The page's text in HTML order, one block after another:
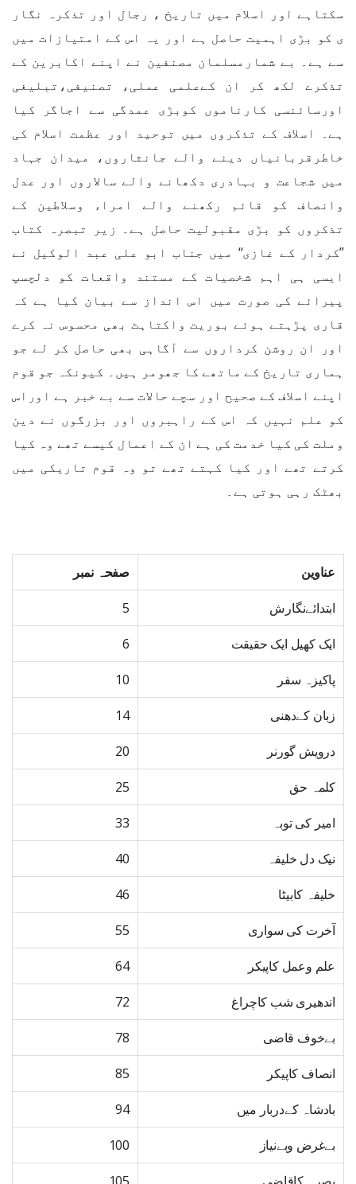
سکتاہے اور اسلام میں تاریخ ، رجال اور تذکرہ نگار
ی کو بڑی اہمیت حاصل ہے اور یہ اس کے امتیازات میں
سے ہے۔ بے شمارمسلمان مصنفین نے اپنے اکابرین کے
تذکرے لکھ کر ان کےعلمی عملی، تصنیفی،تبلیغی
اورسائنسی کارناموں کوبڑی عمدگی سے اجاگر کیا
ہے۔ اسلاف کے تذکروں میں توحید اور عظمت اسلام کی
خاطرقربانیاں دینے والے جانثاروں، میدان جہاد
میں شجاعت و بہادری دکھانے والے سالاروں اور عدل
وانصاف کو قائم رکھنے والے امراء وسلاطین کے
تذکروں کو بڑی مقبولیت حاصل ہے۔ زیر تبصرہ کتاب
’’کردار کے غازی‘‘ میں جناب ابو علی عبد الوکیل نے
ایسی ہی اہم شخصیات کے مستند واقعات کو دلچسپ
پیرائے کی صورت میں اس انداز سے بیان کیا ہے کہ
قاری پڑہتے ہوئے بوریت واکتاہٹ بھی محسوس نہ کرے
اور ان روشن کرداروں سے آگاہی بھی حاصل کر لے جو
ہماری تاریخ کے ماتھے کا جھومر ہیں۔ کیونکہ جو قوم
اپنے اسلاف کے صحیح اور سچے حالات سے بے خبر ہے اوراس
کو علم نہیں کہ اس کے راہبروں اور بزرگوں نے دین
وملت کی کیا خدمت کی ہے ان کے اعمال کیسے تھے وہ کیا
کرتے تھے اور کیا کہتے تھے تو وہ قوم تاریکی میں
بھٹک رہی ہوتی ہے۔
عناوین صفحہ نمبر
ابتدائےنگارش 5
ایک کھیل ایک حقیقت 6
پاکیزہ سفر 10
زبان کےدھنی 14
درویش گورنر 20
کلمہ حق 25
امیر کی توبہ 33
نیک دل خلیفہ 40
خلیفہ کابیٹا 46
آخرت کی سواری 55
علم وعمل کاپیکر 64
اندھیری شب کاچراغ 72
بےخوف قاضی 78
انصاف کاپیکر 85
بادشاہ کےدربار میں 94
بےغرض وبےنیاز 100